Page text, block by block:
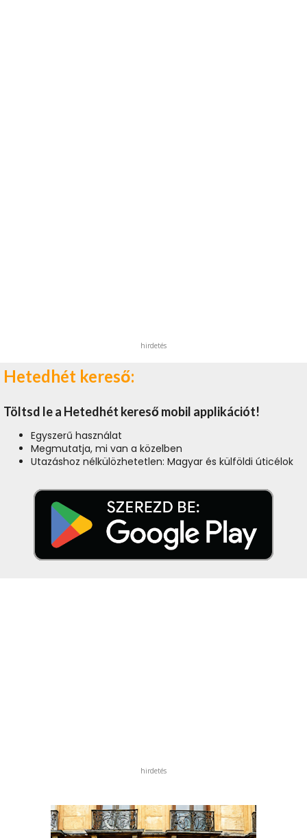
hirdetés
Hetedhét kereső:
Töltsd le a Hetedhét kereső mobil applikációt!
Egyszerű használat
Megmutatja, mi van a közelben
Utazáshoz nélkülözhetetlen: Magyar és külföldi úticélok
hirdetés